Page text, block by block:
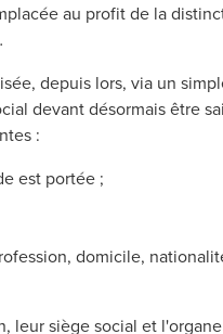
au profit de la
depuis lors, via un
devant désormais être
:
est portée ;
domicile,
leur siège social et